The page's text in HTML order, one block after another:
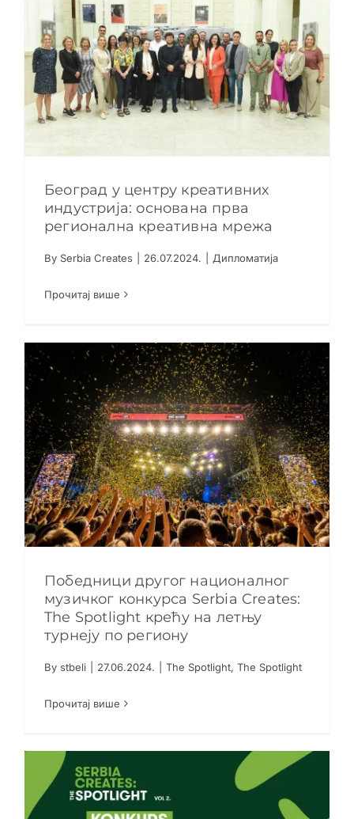
основана прва регионална креативна мрежа
Београд у центру креативних
индустрија: основана прва
регионална креативна мрежа
By Serbia Creates 26.07.2024. Дипломатија
Прочитај више
Победници другог националног музичког
на летњу турнеју по региону
Победници другог националног
музичког конкурса Serbia Creates:
The Spotlight крећу на летњу
турнеју по региону
By stbeli 27.06.2024. The Spotlight, The Spotlight
Прочитај више